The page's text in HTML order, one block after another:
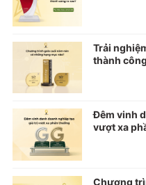
Trải
thành
Đêm vinh
vượt xa
Chương